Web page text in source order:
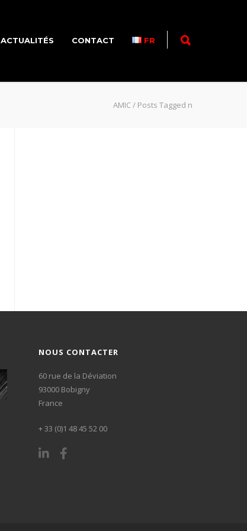
ACTUALITÉS CONTACT FR
AMIC/ Posts Tagged n
NOUS CONTACTER
60 rue de la Déviation
93000 Bobigny
France
+ 33 (0)1 48 45 52 00